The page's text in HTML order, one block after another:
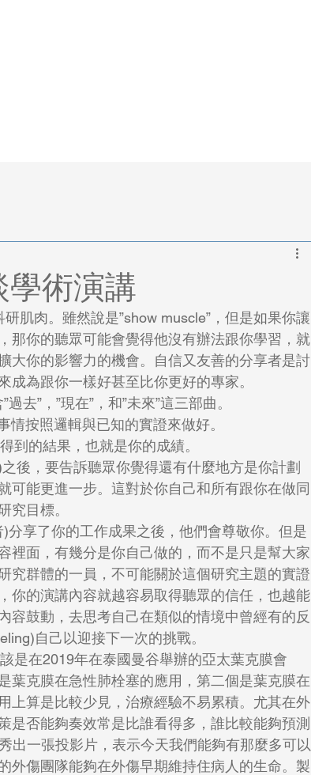
學術演講
那你的聽眾可能會覺得他沒有辦法跟你學習，就
大你的影響力的機會。自信又友善的分享者是討
成為跟你一樣好甚至比你更好的專家。
過去”，”現在”，和”未來”這三部曲。
情按照邏輯與已知的實證來做好。
到的結果，也就是你的成績。
可能更進一步。這對於你自己和所有跟你在做同
究目標。
裡面，有幾分是你自己做的，而不是只是幫大家
究群體的一員，不可能關於這個研究主題的實證
你的演講內容就越容易取得聽眾的信任，也越能
容鼓動，去思考自己在類似的情境中曾經有的反
自己以迎接下一次的挑戰。
葉克膜在急性肺栓塞的應用，第二個是葉克膜在
上算是比較少見，治療經驗不易累積。尤其在外
是否能夠奏效常是比誰看得多，誰比較能夠預測
出一張投影片，表示今天我們能夠有那麼多可以
外傷團隊能夠在外傷早期維持住病人的生命。製